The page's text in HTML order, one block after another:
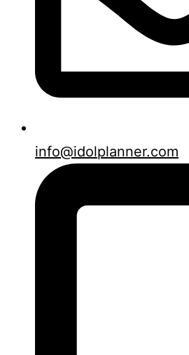
info@idolplanner.com